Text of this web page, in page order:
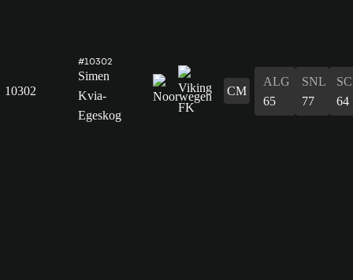
10302
#10302
Simen
Kvia-
Egeskog
CM
ALG
65
SNL
77
64